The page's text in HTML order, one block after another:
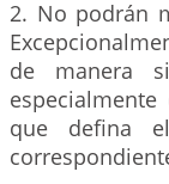
2. No podrán
de manera
que defina